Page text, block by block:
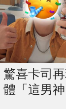
驚喜卡司
體「這男